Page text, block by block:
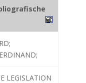
LEGISLATION